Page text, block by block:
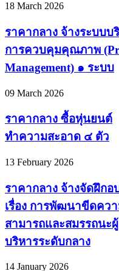
18 March 2026
ราคากลาง จ้างระบบบ
การควบคุมคุณภาพ
Management) ๑ ระบบ
09 March 2026
ราคากลาง ซื้อหุ่นยนต์
ทำความสะอาด ๔ ตัว
13 February 2026
ราคากลาง จ้างจัดฝึกอ
เรื่อง การพัฒนาขีดคว
สามารถและสมรรถนะผู้
บริหารระดับกลาง
14 January 2026